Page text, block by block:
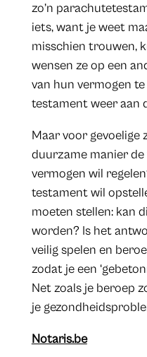
zo’n
iets, want je weet
misschien trouwen,
wensen ze op een
van hun vermogen
testament weer aan
Maar voor gevoelige
duurzame manier de
vermogen wil
testament wil
moeten stellen: kan
worden? Is het
veilig spelen en
zodat je een
Net zoals je beroep
je
Notaris.be